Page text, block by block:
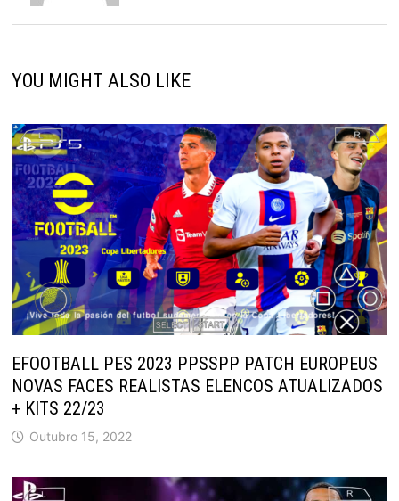
YOU MIGHT ALSO LIKE
EFOOTBALL PES 2023 PPSSPP PATCH EUROPEUS
NOVAS FACES REALISTAS ELENCOS ATUALIZADOS
+ KITS 22/23
Outubro 15, 2022